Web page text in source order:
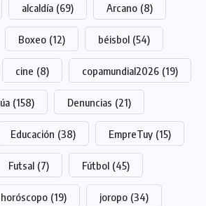
alcaldía (69) Arcano (8)
Boxeo (12) béisbol (54)
cine (8) copamundial2026 (19)
(158) Denuncias (21)
Educación (38) EmpreTuy (15)
Futsal (7) Fútbol (45)
horóscopo (19) joropo (34)